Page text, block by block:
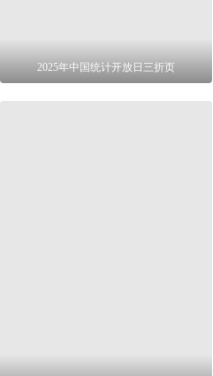
2025年中国统计开放日三折页